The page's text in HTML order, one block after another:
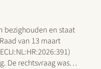
bezighouden en staat
van 13 maart
De rechtsvraag was